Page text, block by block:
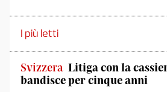
I più letti
Svizzera Litiga con la
bandisce per cinque anni